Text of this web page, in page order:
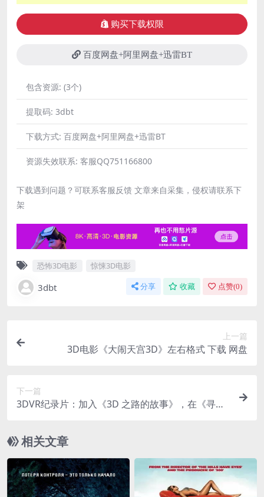
购买下载权限
百度网盘+阿里网盘+迅雷BT
包含资源: (3个)
提取码: 3dbt
下载方式: 百度网盘+阿里网盘+迅雷BT
资源失效联系: 客服QQ751166800
下载遇到问题？可联系客服反馈 文章来自采集，侵权请联系下
架
恐怖3D电影 惊悚3D电影
3dbt 分享 收藏 点赞(0)
上一篇
3D电影《大闹天宫3D》左右格式 下载 网盘
下一篇
3DVR纪录片：加入《3D 之路的故事》，在《寻找
相关文章